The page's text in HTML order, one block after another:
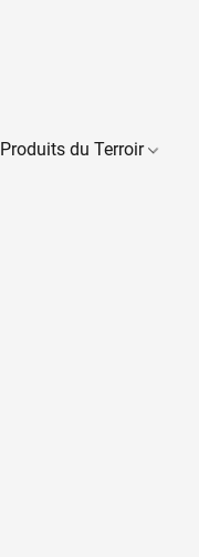
Produits du Terroir